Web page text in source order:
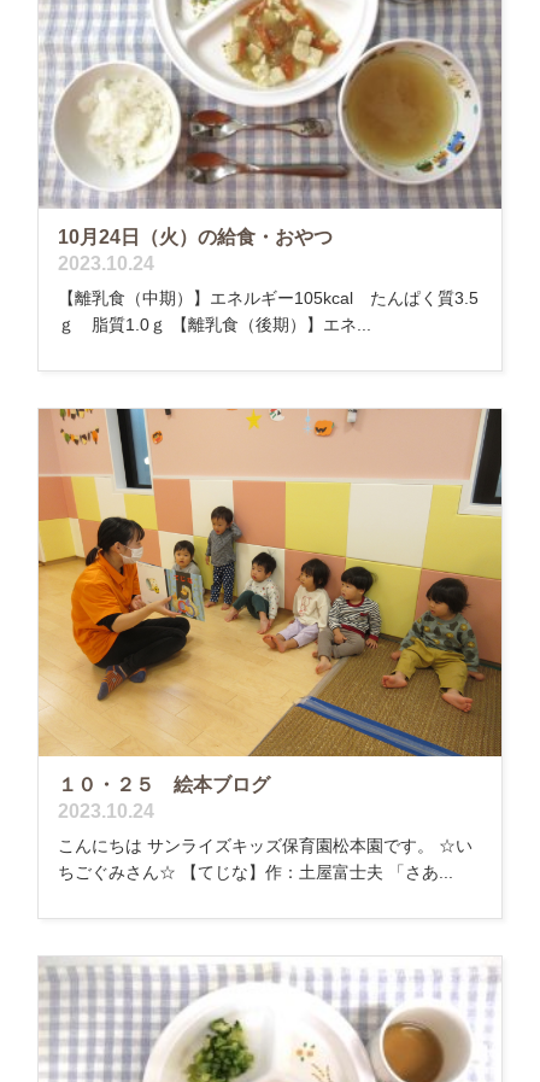
10月24日（火）の給食・おやつ
2023.10.24
【離乳食（中期）】エネルギー105kcal たんぱく質3.5
ｇ 脂質1.0ｇ 【離乳食（後期）】エネ...
１０・２５ 絵本ブログ
2023.10.24
こんにちは サンライズキッズ保育園松本園です。 ☆い
ちごぐみさん☆ 【てじな】作：土屋富士夫 「さあ...